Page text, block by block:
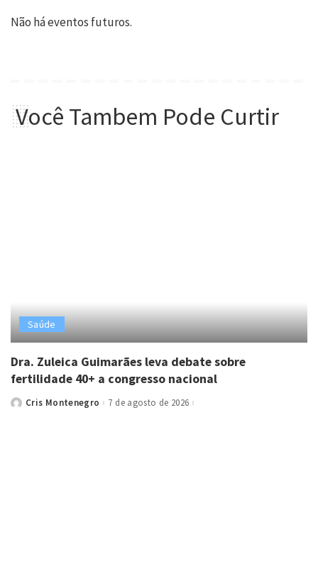
Não há eventos futuros.
Você Tambem Pode Curtir
Saúde
Dra. Zuleica Guimarães leva debate sobre
fertilidade 40+ a congresso nacional
PostedCris Montenegro 7 de agosto de 2026